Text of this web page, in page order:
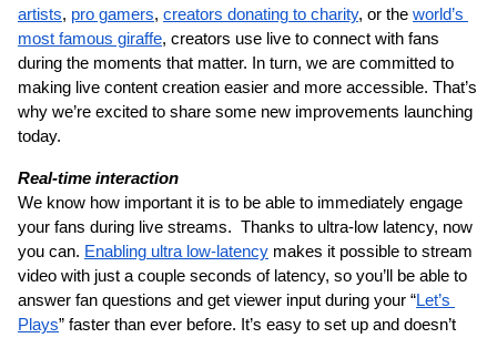
artists, pro gamers, creators donating to charity, or the world’s
most famous giraffe, creators use live to connect with fans
during the moments that matter. In turn, we are committed to
making live content creation easier and more accessible. That’s
why we’re excited to share some new improvements launching
today.
Real-time interaction
We know how important it is to be able to immediately engage
your fans during live streams.  Thanks to ultra-low latency, now
you can. Enabling ultra low-latency makes it possible to stream
video with just a couple seconds of latency, so you’ll be able to
answer fan questions and get viewer input during your “Let’s
Plays” faster than ever before. It’s easy to set up and doesn’t